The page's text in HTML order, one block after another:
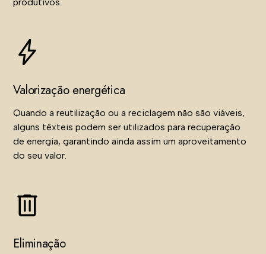
Valorização energética
Quando a reutilização ou a reciclagem não são viáveis,
alguns têxteis podem ser utilizados para recuperação
de energia, garantindo ainda assim um aproveitamento
do seu valor.
Eliminação